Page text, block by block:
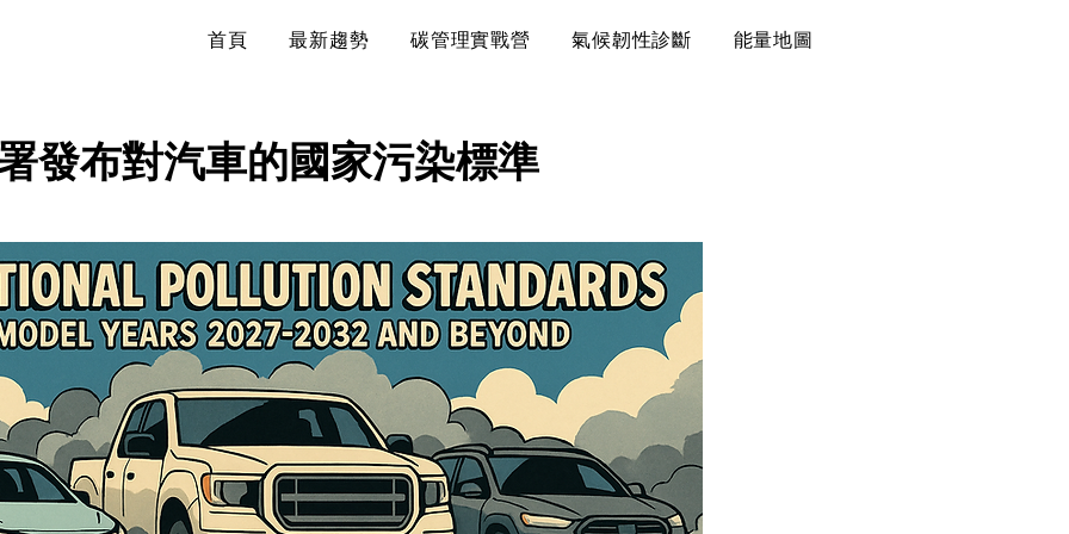
首頁 最新趨勢 碳管理實戰營 氣候韌性診斷 能量地圖
發布對汽車的國家污染標準